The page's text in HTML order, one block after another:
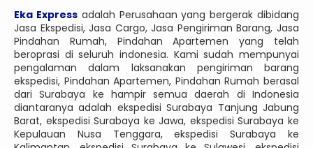
Eka Expressadalah Perusahaan yang bergerak dibidang
Jasa Ekspedisi, Jasa Cargo, Jasa Pengiriman Barang, Jasa
Pindahan Rumah, Pindahan Apartemen yang telah
beroprasi di seluruh indonesia. Kami sudah mempunyai
pengalaman dalam laksanakan pengiriman barang
ekspedisi, Pindahan Apartemen, Pindahan Rumah berasal
dari Surabaya ke hampir semua daerah di Indonesia
diantaranya adalah ekspedisi Surabaya Tanjung Jabung
Barat, ekspedisi Surabaya ke Jawa, ekspedisi Surabaya ke
Kepulauan Nusa Tenggara, ekspedisi Surabaya ke